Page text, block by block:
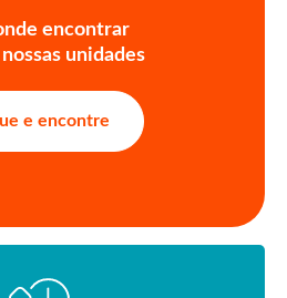
encontrar
unidades
e encontre